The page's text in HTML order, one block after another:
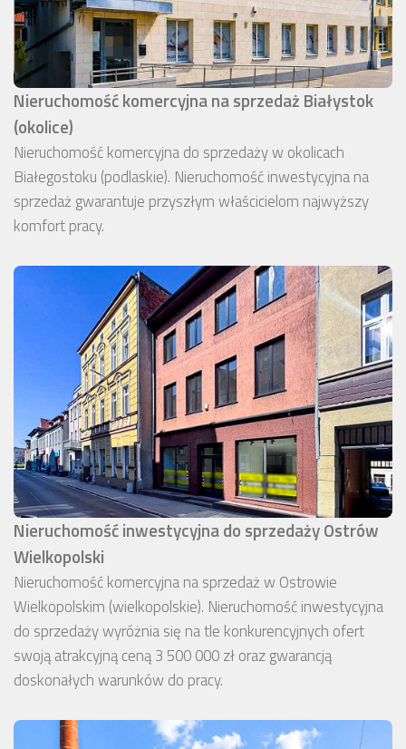
Nieruchomość komercyjna na sprzedaż Białystok
(okolice)
Nieruchomość komercyjna do sprzedaży w okolicach
Białegostoku (podlaskie). Nieruchomość inwestycyjna na
sprzedaż gwarantuje przyszłym właścicielom najwyższy
komfort pracy.
Nieruchomość inwestycyjna do sprzedaży Ostrów
Wielkopolski
Nieruchomość komercyjna na sprzedaż w Ostrowie
Wielkopolskim (wielkopolskie). Nieruchomość inwestycyjna
do sprzedaży wyróżnia się na tle konkurencyjnych ofert
swoją atrakcyjną ceną 3 500 000 zł oraz gwarancją
doskonałych warunków do pracy.